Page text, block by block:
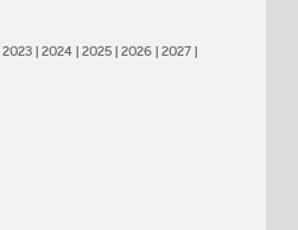
2023| 2024| 2025| 2026| 2027|